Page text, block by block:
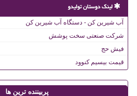
لینک دوستان تولیدو
آب شیرین کن - دستگاه آب شیرین کن
شرکت صنعتی سخت پوشش
فیش حج
قیمت بیسیم کنوود
پربیننده ترین ها